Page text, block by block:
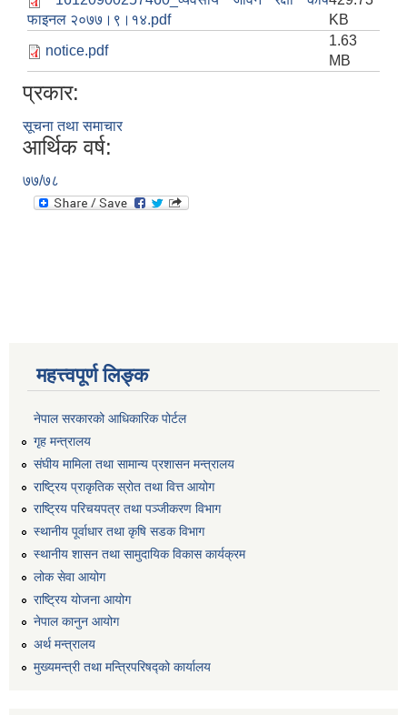
फाइनल २०७७।९।१४.pdf
KB
notice.pdf
1.63
MB
प्रकार:
सूचना तथा समाचार
आर्थिक वर्ष:
७७/७८
महत्त्वपूर्ण लिङ्क
नेपाल सरकारको आधिकारिक पोर्टल
गृह मन्त्रालय
संघीय मामिला तथा सामान्य प्रशासन मन्त्रालय
राष्ट्रिय प्राकृतिक स्रोत तथा वित्त आयोग
राष्ट्रिय परिचयपत्र तथा पञ्जीकरण विभाग
स्थानीय पूर्वाधार तथा कृषि सडक विभाग
स्थानीय शासन तथा सामुदायिक विकास कार्यक्रम
लोक सेवा आयोग
राष्ट्रिय योजना आयोग
नेपाल कानुन आयोग
अर्थ मन्त्रालय
मुख्यमन्त्री तथा मन्त्रिपरिषद्को कार्यालय